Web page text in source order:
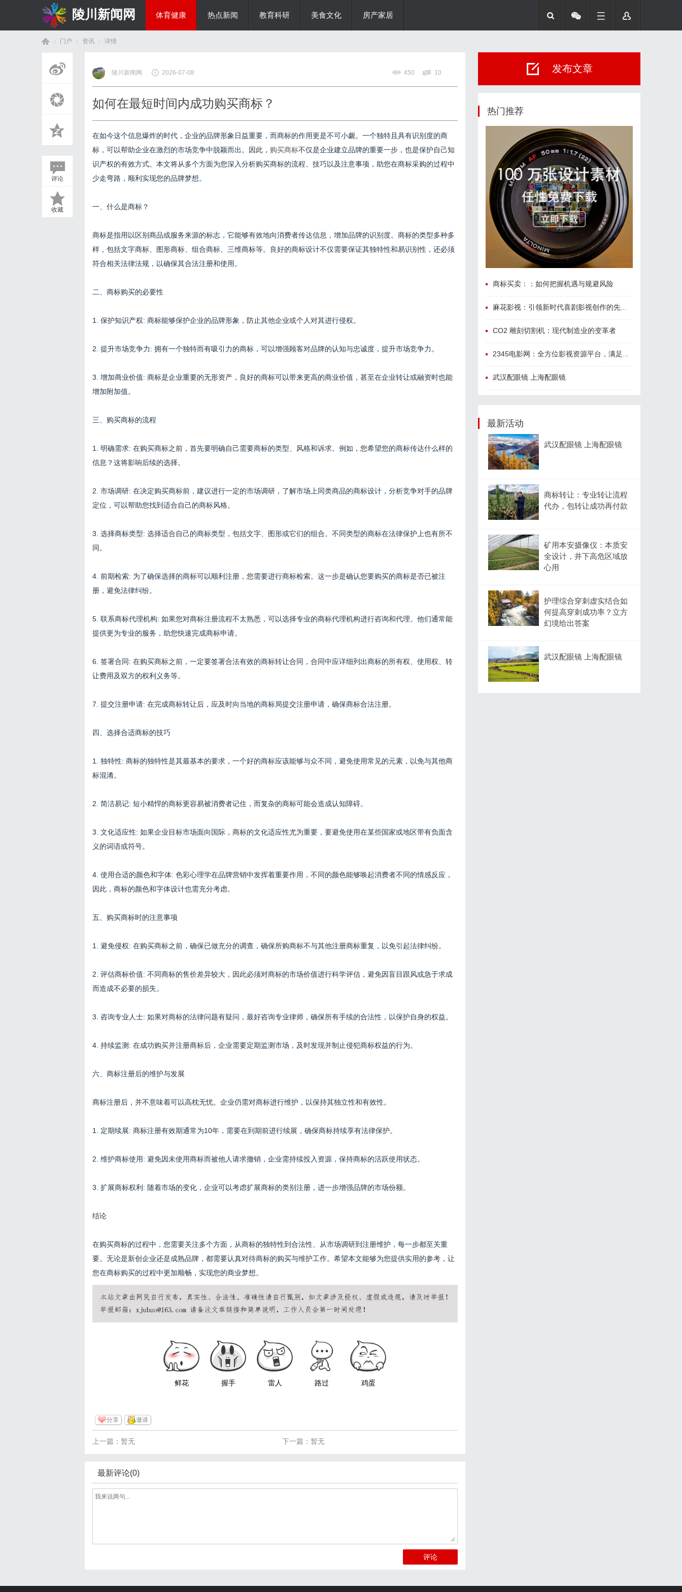
陵川新闻网 体育健康 热点新闻 教育科研 美食文化 房产家居
门户 资讯
›
详情
评论
收藏
陵川新闻网 2026-07-08 450 10
如何在最短时间内成功购买商标？
在如今这个信息爆炸的时代，企业的品牌形象日益重要，而商标的作用更是不可小觑。一个独特且具有识别度的商
标，可以帮助企业在激烈的市场竞争中脱颖而出。因此， 购买商标不仅是企业建立品牌的重要一步，也是保护自己知
识产权的有效方式。本文将从多个方面为您深入分析购买商标的流程、技巧以及注意事项，助您在商标采购的过程中
少走弯路，顺利实现您的品牌梦想。
一、什么是商标？
商标是指用以区别商品或服务来源的标志，它能够有效地向消费者传达信息，增加品牌的识别度。商标的类型多种多
样，包括文字商标、图形商标、组合商标、三维商标等。良好的商标设计不仅需要保证其独特性和易识别性，还必须
符合相关法律法规，以确保其合法注册和使用。
二、商标购买的必要性
1. 保护知识产权: 商标能够保护企业的品牌形象，防止其他企业或个人对其进行侵权。
2. 提升市场竞争力: 拥有一个独特而有吸引力的商标，可以增强顾客对品牌的认知与忠诚度，提升市场竞争力。
3. 增加商业价值: 商标是企业重要的无形资产，良好的商标可以带来更高的商业价值，甚至在企业转让或融资时也能
增加附加值。
三、购买商标的流程
1. 明确需求: 在购买商标之前，首先要明确自己需要商标的类型、风格和诉求。例如，您希望您的商标传达什么样的
信息？这将影响后续的选择。
2. 市场调研: 在决定购买商标前，建议进行一定的市场调研，了解市场上同类商品的商标设计，分析竞争对手的品牌
定位，可以帮助您找到适合自己的商标风格。
3. 选择商标类型: 选择适合自己的商标类型，包括文字、图形或它们的组合。不同类型的商标在法律保护上也有所不
同。
4. 前期检索: 为了确保选择的商标可以顺利注册，您需要进行商标检索。这一步是确认您要购买的商标是否已被注
册，避免法律纠纷。
5. 联系商标代理机构: 如果您对商标注册流程不太熟悉，可以选择专业的商标代理机构进行咨询和代理。他们通常能
提供更为专业的服务，助您快速完成商标申请。
6. 签署合同: 在购买商标之前，一定要签署合法有效的商标转让合同，合同中应详细列出商标的所有权、使用权、转
让费用及双方的权利义务等。
7. 提交注册申请: 在完成商标转让后，应及时向当地的商标局提交注册申请，确保商标合法注册。
四、选择合适商标的技巧
1. 独特性: 商标的独特性是其最基本的要求，一个好的商标应该能够与众不同，避免使用常见的元素，以免与其他商
标混淆。
2. 简洁易记: 短小精悍的商标更容易被消费者记住，而复杂的商标可能会造成认知障碍。
3. 文化适应性: 如果企业目标市场面向国际，商标的文化适应性尤为重要，要避免使用在某些国家或地区带有负面含
义的词语或符号。
4. 使用合适的颜色和字体: 色彩心理学在品牌营销中发挥着重要作用，不同的颜色能够唤起消费者不同的情感反应，
因此，商标的颜色和字体设计也需充分考虑。
五、购买商标时的注意事项
1. 避免侵权: 在购买商标之前，确保已做充分的调查，确保所购商标不与其他注册商标重复，以免引起法律纠纷。
2. 评估商标价值: 不同商标的售价差异较大，因此必须对商标的市场价值进行科学评估，避免因盲目跟风或急于求成
而造成不必要的损失。
3. 咨询专业人士: 如果对商标的法律问题有疑问，最好咨询专业律师，确保所有手续的合法性，以保护自身的权益。
4. 持续监测: 在成功购买并注册商标后，企业需要定期监测市场，及时发现并制止侵犯商标权益的行为。
六、商标注册后的维护与发展
商标注册后，并不意味着可以高枕无忧。企业仍需对商标进行维护，以保持其独立性和有效性。
1. 定期续展: 商标注册有效期通常为10年，需要在到期前进行续展，确保商标持续享有法律保护。
2. 维护商标使用: 避免因未使用商标而被他人请求撤销，企业需持续投入资源，保持商标的活跃使用状态。
3. 扩展商标权利: 随着市场的变化，企业可以考虑扩展商标的类别注册，进一步增强品牌的市场份额。
结论
在购买商标的过程中，您需要关注多个方面，从商标的独特性到合法性、从市场调研到注册维护，每一步都至关重
要。无论是新创企业还是成熟品牌，都需要认真对待商标的购买与维护工作。希望本文能够为您提供实用的参考，让
您在商标购买的过程中更加顺畅，实现您的商业梦想。
鲜花 握手 雷人 路过 鸡蛋
分享 邀请
下一篇：暂无
上一篇：暂无
最新评论(0)
评论
发布文章
热门推荐
商标买卖：：如何把握机遇与规避风险
麻花影视：引领新时代喜剧影视创作的先锋力量
CO2 雕刻切割机：现代制造业的变革者
2345电影网：全方位影视资源平台，满足观影新体验
武汉配眼镜 上海配眼镜
最新活动
武汉配眼镜 上海配眼镜
商标转让：专业转让流程
代办，包转让成功再付款
矿用本安摄像仪：本质安
全设计，井下高危区域放
心用
护理综合穿刺虚实结合如
何提高穿刺成功率？立方
幻境给出答案
武汉配眼镜 上海配眼镜